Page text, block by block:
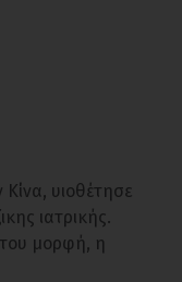
υιοθέτησε
ιατρικής.
του μορφή, η